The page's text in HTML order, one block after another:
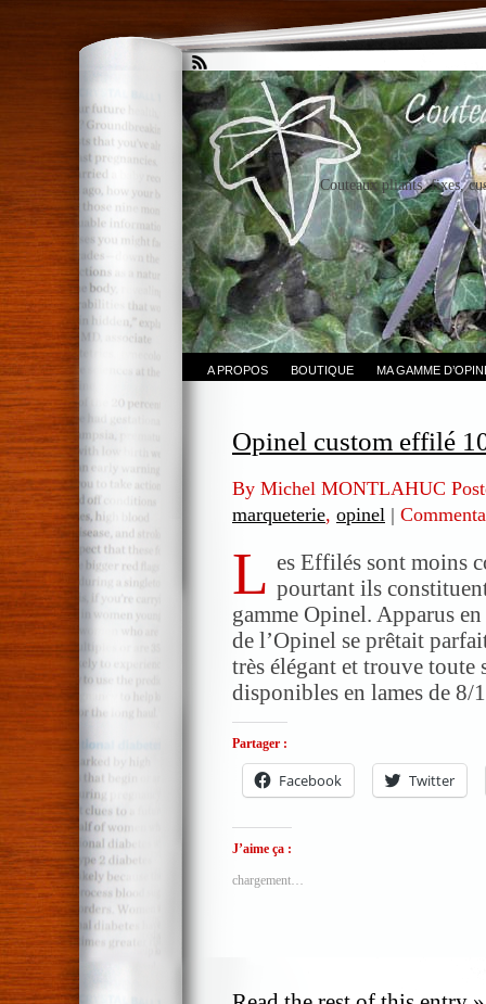
Couteaux pliants, fixes,
A PROPOS BOUTIQUE MA GAMME
Opinel custom effilé
By Michel MONTLAHUC
marqueterie, opinel |
L es Effilés sont moins
pourtant ils
gamme Opinel. Apparus
de l’Opinel se prêtait
très élégant et trouve
disponibles en lames de
Partager :
Facebook Twitter
J’aime ça :
chargement…